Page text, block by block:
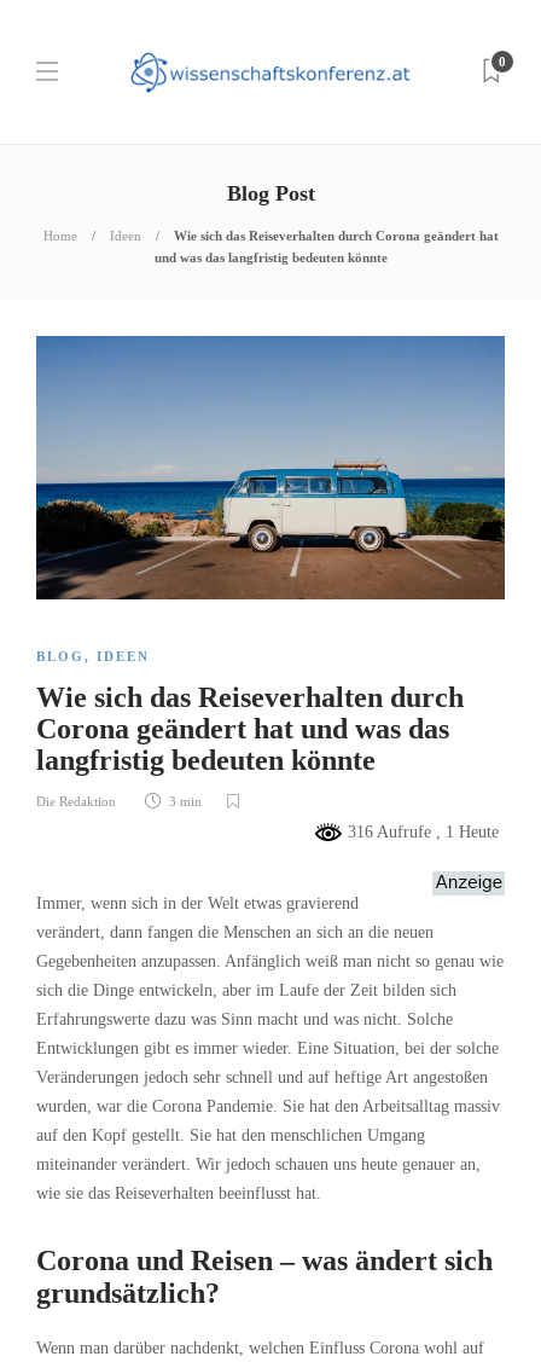
0
Blog Post
Home Ideen
Wie sich das Reiseverhalten durch Corona geändert hat
und was das langfristig bedeuten könnte
BLOG , IDEEN
Wie sich das Reiseverhalten durch
Corona geändert hat und was das
langfristig bedeuten könnte
Die Redaktion 3 min
316 Aufrufe , 1 Heute
Immer, wenn sich in der Welt etwas gravierend
verändert, dann fangen die Menschen an sich an die neuen
Gegebenheiten anzupassen. Anfänglich weiß man nicht so genau wie
sich die Dinge entwickeln, aber im Laufe der Zeit bilden sich
Erfahrungswerte dazu was Sinn macht und was nicht. Solche
Entwicklungen gibt es immer wieder. Eine Situation, bei der solche
Veränderungen jedoch sehr schnell und auf heftige Art angestoßen
wurden, war die Corona Pandemie. Sie hat den Arbeitsalltag massiv
auf den Kopf gestellt. Sie hat den menschlichen Umgang
miteinander verändert. Wir jedoch schauen uns heute genauer an,
wie sie das Reiseverhalten beeinflusst hat.
Corona und Reisen – was ändert sich
grundsätzlich?
Wenn man darüber nachdenkt, welchen Einfluss Corona wohl auf